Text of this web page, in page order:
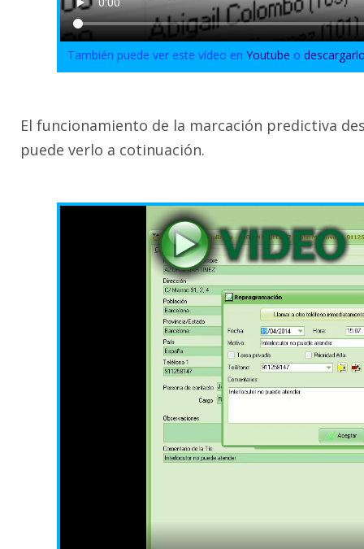
También puede ver este vídeo enYoutube o
El funcionamiento de la marcación predictiva
puede verlo a cotinuación.